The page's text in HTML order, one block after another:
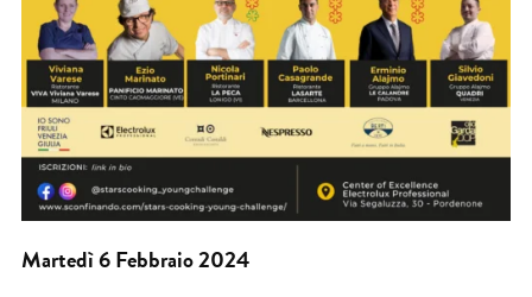
Martedì 6 Febbraio 2024